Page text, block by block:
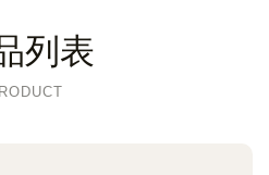
列表